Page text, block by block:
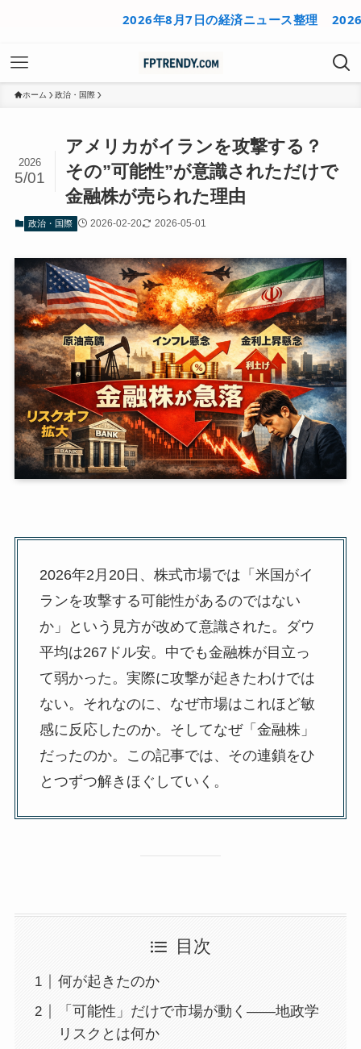
2026年8月7日の経済ニュース整理 2026年8月5
ホーム 政治・国際
アメリカがイランを攻撃する？
その”可能性”が意識されただけで
金融株が売られた理由
2026
5/01
政治・国際 2026-02-20 2026-05-01
2026年2月20日、株式市場では「米国がイ
ランを攻撃する可能性があるのではない
か」という見方が改めて意識された。ダウ
平均は267ドル安。中でも金融株が目立っ
て弱かった。実際に攻撃が起きたわけでは
ない。それなのに、なぜ市場はこれほど敏
感に反応したのか。そしてなぜ「金融株」
だったのか。この記事では、その連鎖をひ
とつずつ解きほぐしていく。
目次
何が起きたのか
「可能性」だけで市場が動く——地政学
リスクとは何か